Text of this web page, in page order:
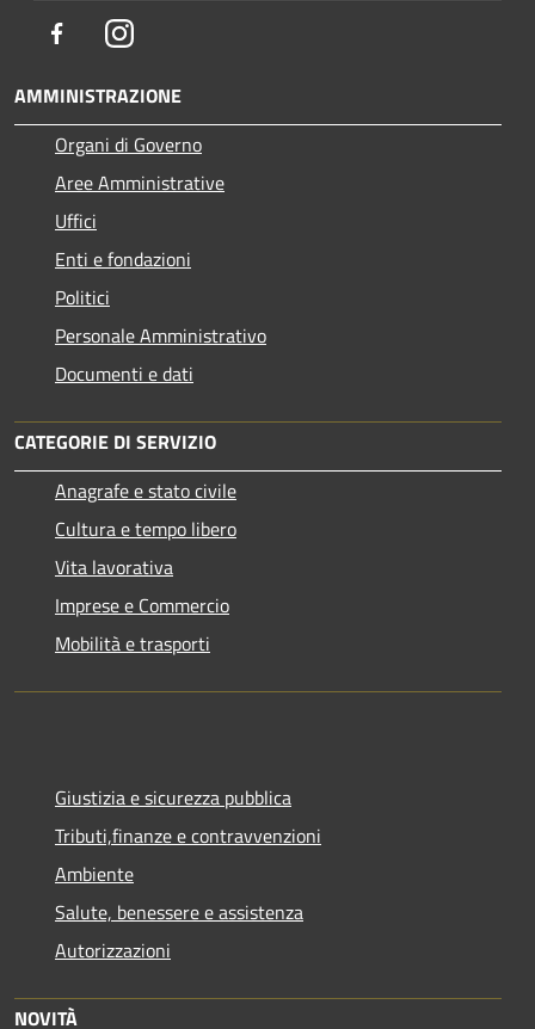
FacebookInstagram
AMMINISTRAZIONE
Organi di Governo
Aree Amministrative
Uffici
Enti e fondazioni
Politici
Personale Amministrativo
Documenti e dati
CATEGORIE DI SERVIZIO
Anagrafe e stato civile
Cultura e tempo libero
Vita lavorativa
Imprese e Commercio
Mobilità e trasporti
Giustizia e sicurezza pubblica
Tributi,finanze e contravvenzioni
Ambiente
Salute, benessere e assistenza
Autorizzazioni
NOVITÀ